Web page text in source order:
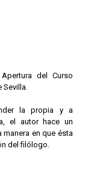
del Curso
la propia y a
el autor hace un
en que ésta
del filólogo.